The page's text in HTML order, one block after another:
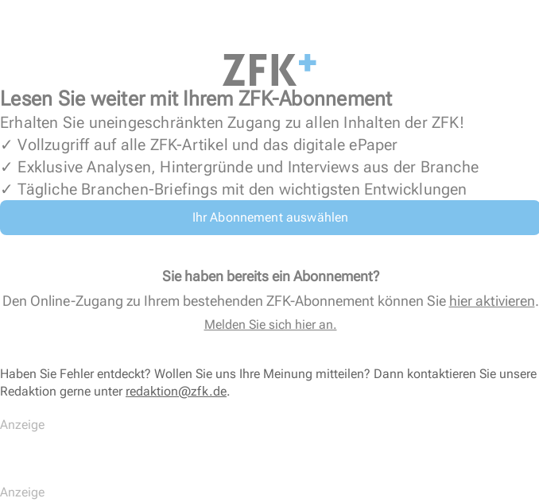
Lesen Sie weiter mit Ihrem ZFK-Abonnement
Erhalten Sie uneingeschränkten Zugang zu allen Inhalten der ZFK!
✓ Vollzugriff auf alle ZFK-Artikel und das digitale ePaper
✓ Exklusive Analysen, Hintergründe und Interviews aus der Branche
✓ Tägliche Branchen-Briefings mit den wichtigsten Entwicklungen
Ihr Abonnement auswählen
Sie haben bereits ein Abonnement?
Den Online-Zugang zu Ihrem bestehenden ZFK-Abonnement können Sie hier aktivieren.
Melden Sie sich hier an.
Haben Sie Fehler entdeckt? Wollen Sie uns Ihre Meinung mitteilen? Dann kontaktieren Sie unsere
Redaktion gerne unter redaktion@zfk.de.